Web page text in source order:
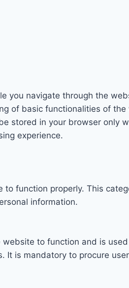
you navigate through the
of basic functionalities of
stored in your browser only
experience.
function properly. This
information.
to function and is
is mandatory to procure